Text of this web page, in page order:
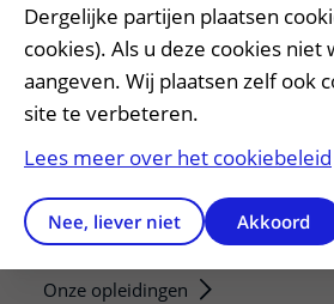
Patiënt en bezoek
Afspraak maken of wijzigen
Voorbereiden op uw afspraak
Wijzigen patiëntgegevens
Opvragen kopie dossier
Bezoektijden
Onze opleidingen
Dergelijke partijen plaatsen
cookies). Als u deze cookies
aangeven. Wij plaatsen zelf ook
site te verbeteren.
Lees meer over het cookiebeleid
Nee, liever niet Akkoord